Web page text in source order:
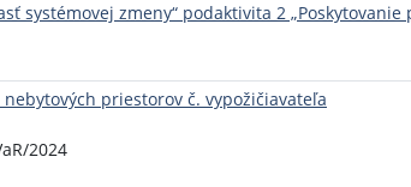
systémovej zmeny“ podaktivita 2 „Poskytovanie
priestorov č. vypožičiavateľa
2024